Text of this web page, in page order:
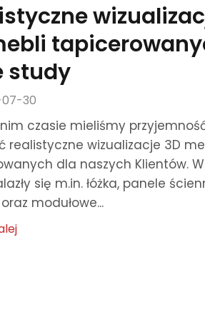
study
30
czasie mieliśmy
realistyczne wizualizacje 3D
dla naszych Klientów.
się m.in. łóżka, panele
modułowe...